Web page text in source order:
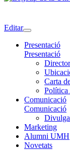
Editar
Presentació
Presentació
Carta
Política
Comunicació
Comunicació
Marketing
Alumni UMH
Novetats